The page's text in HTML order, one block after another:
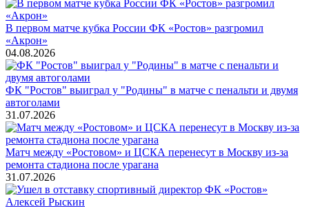
В первом матче кубка России ФК «Ростов» разгромил
«Акрон»
04.08.2026
ФК "Ростов" выиграл у "Родины" в матче с пенальти и двумя
автоголами
31.07.2026
Матч между «Ростовом» и ЦСКА перенесут в Москву из-за
ремонта стадиона после урагана
31.07.2026